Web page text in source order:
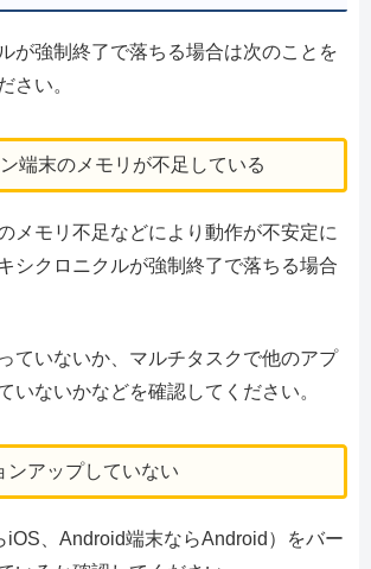
が強制終了で落ちる場合は次のことを
さい。
端末のメモリが不足している
メモリ不足などにより動作が不安定に
シクロニクルが強制終了で落ちる場合
ていないか、マルチタスクで他のアプ
いないかなどを確認してください。
ンアップしていない
iOS、Android端末ならAndroid）をバー